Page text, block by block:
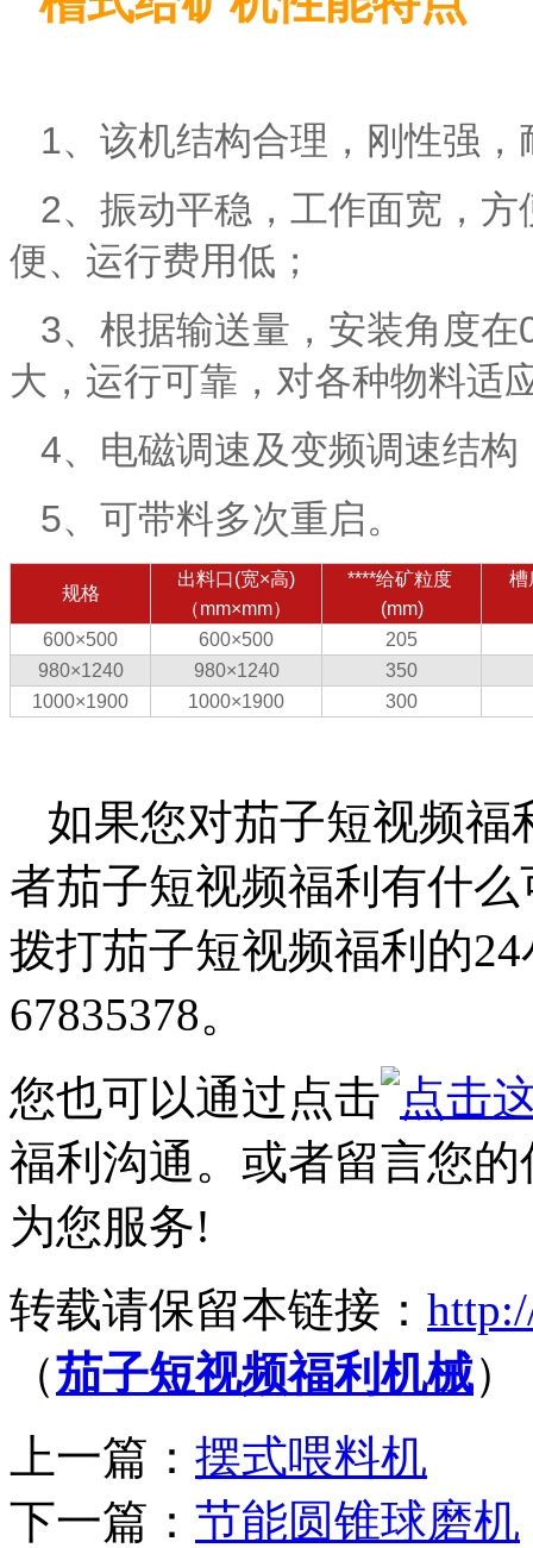
1、该机结构合理，刚性强
2、振动平稳，工作面宽，
便、运行费用低；
3、根据输送量，安装角度
大，运行可靠，对各种物料适
4、电磁调速及变频调速结
5、可带料多次重启。
规格
出料口(宽×高)
（mm×mm）
****给矿粒度
(mm)
槽
600×500
600×500
205
980×1240
980×1240
350
1000×1900
1000×1900 300
如果您对茄子短视频福
者茄子短视频福利有什
拨打茄子短视频福利的
67835378。
您也可以通过点击
福利沟通。或者留言您
为您服务!
转载请保留本链接：
（茄子短视频福利机械）
上一篇： 摆式喂料机
下一篇： 节能圆锥球磨机